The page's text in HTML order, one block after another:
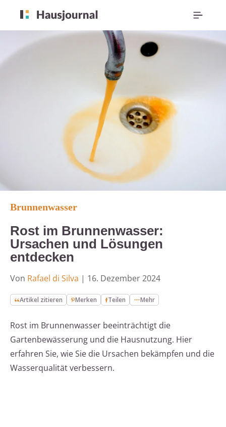
Brunnenwasser
Rost im Brunnenwasser:
Ursachen und Lösungen
entdecken
Von Rafael di Silva | 16. Dezember 2024
Artikel zitieren Merken Teilen Mehr
Rost im Brunnenwasser beeinträchtigt die
Gartenbewässerung und die Hausnutzung. Hier
erfahren Sie, wie Sie die Ursachen bekämpfen und die
Wasserqualität verbessern.